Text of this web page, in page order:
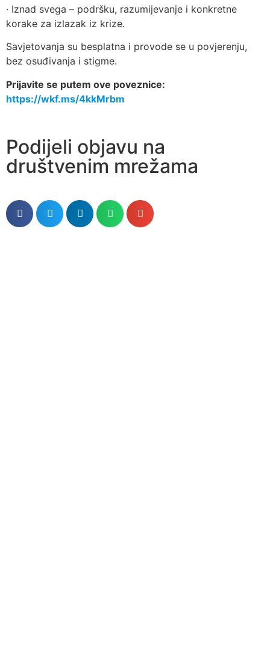
· Iznad svega – podršku, razumijevanje i konkretne
korake za izlazak iz krize.
Savjetovanja su besplatna i provode se u povjerenju,
bez osuđivanja i stigme.
Prijavite se putem ove poveznice:
https://wkf.ms/4kkMrbm
Podijeli objavu na
društvenim mrežama